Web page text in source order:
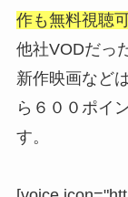
作も無料視聴
他社VODだっ
新作映画など
ら６００ポイ
す。